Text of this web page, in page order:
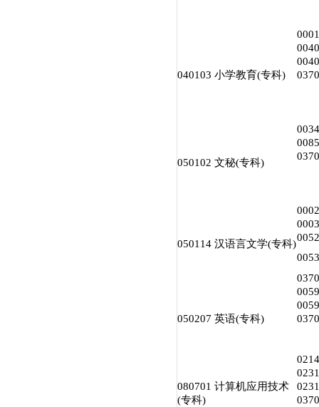
040103 小学教育(专科)
050102 文秘(专科)
050114 汉语言文学(专科)
050207 英语(专科)
080701 计算机应用技术
(专科)